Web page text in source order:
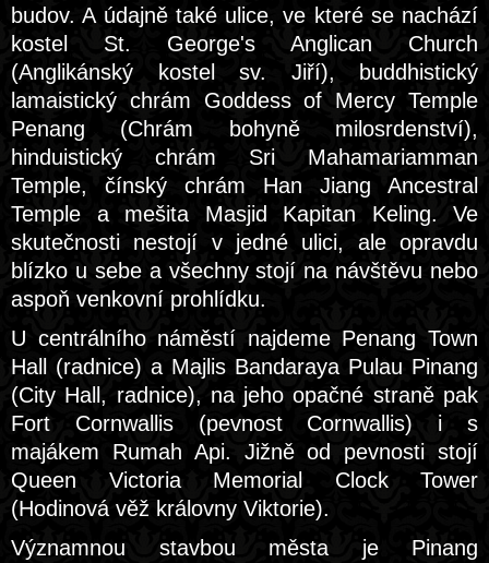
budov. A údajně také ulice, ve které se nachází
kostel St. George's Anglican Church
(Anglikánský kostel sv. Jiří), buddhistický
lamaistický chrám Goddess of Mercy Temple
Penang (Chrám bohyně milosrdenství),
hinduistický chrám Sri Mahamariamman
Temple, čínský chrám Han Jiang Ancestral
Temple a mešita Masjid Kapitan Keling. Ve
skutečnosti nestojí v jedné ulici, ale opravdu
blízko u sebe a všechny stojí na návštěvu nebo
aspoň venkovní prohlídku.
U centrálního náměstí najdeme Penang Town
Hall (radnice) a Majlis Bandaraya Pulau Pinang
(City Hall, radnice), na jeho opačné straně pak
Fort Cornwallis (pevnost Cornwallis) i s
majákem Rumah Api. Jižně od pevnosti stojí
Queen Victoria Memorial Clock Tower
(Hodinová věž královny Viktorie).
Významnou stavbou města je Pinang